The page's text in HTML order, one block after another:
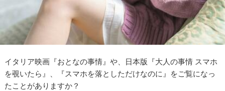
イタリア映画『おとなの事情』や、日本版『大人の事情 スマホ
を覗いたら』、『スマホを落としただけなのに』をご覧になっ
たことがありますか？